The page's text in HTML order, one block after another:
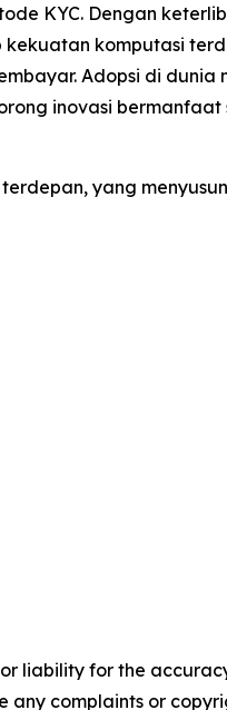
KYC. Dengan
komputasi
Adopsi di dunia
inovasi bermanfaat
yang
liability for the
any complaints or